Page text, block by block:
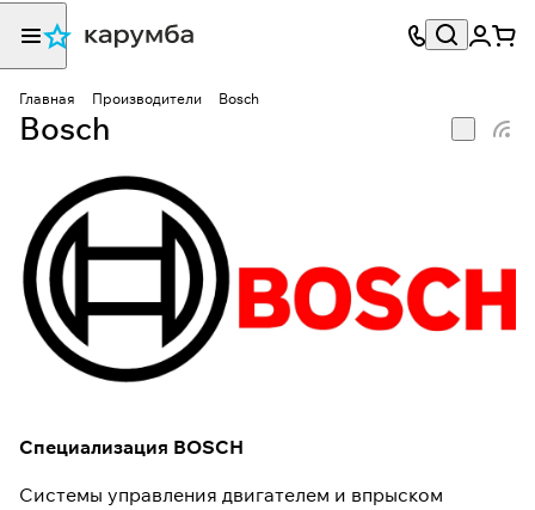
Главная Производители Bosch
Bosch
Специализация BOSCH
Системы управления двигателем и впрыском